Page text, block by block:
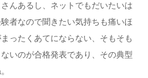
んあるし、ネットでもだいたいは
者なので聞きたい気持ちも痛いほ
ったくあてにならない、そもそも
いのが合格発表であり、その典型